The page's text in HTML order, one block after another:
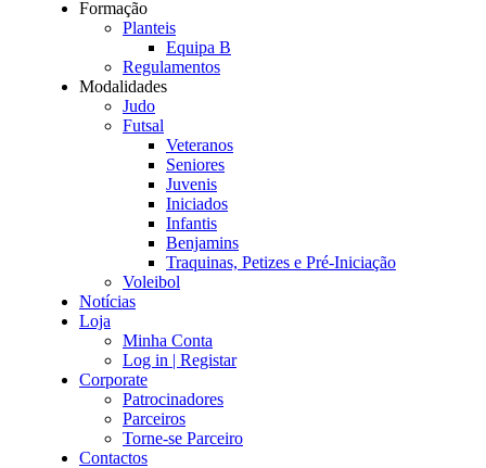
Formação
Planteis
Equipa B
Regulamentos
Modalidades
Judo
Futsal
Veteranos
Seniores
Juvenis
Iniciados
Infantis
Benjamins
Traquinas, Petizes e Pré-Iniciação
Voleibol
Notícias
Loja
Minha Conta
Log in | Registar
Corporate
Patrocinadores
Parceiros
Torne-se Parceiro
Contactos